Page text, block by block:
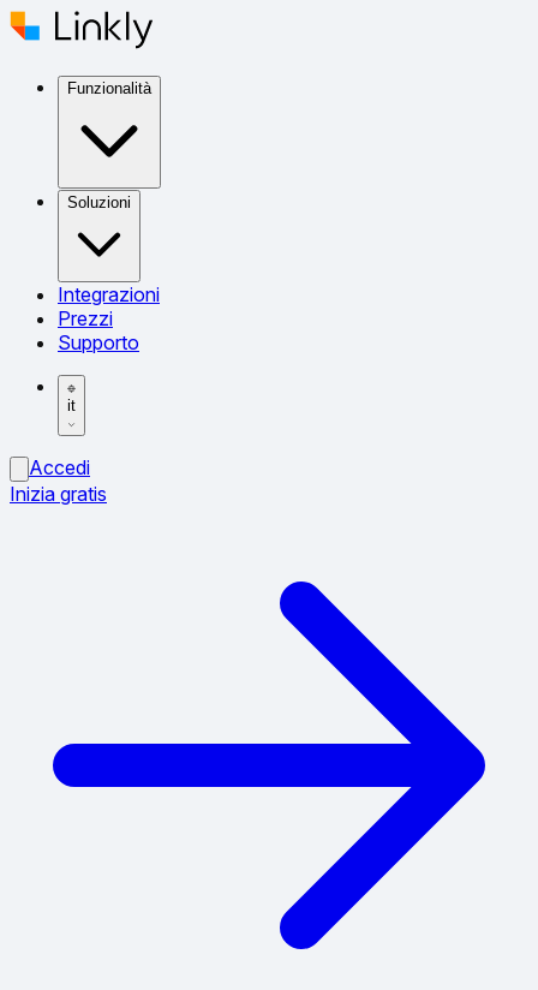
Funzionalità
Soluzioni
Integrazioni
Prezzi
Supporto
it
Accedi
Inizia gratis